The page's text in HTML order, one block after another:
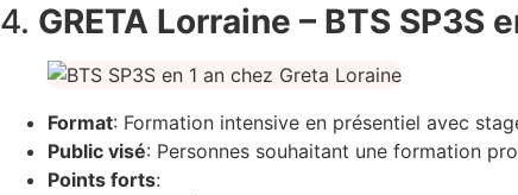
4. GRETA Lorraine – BTS SP3S
Format: Formation intensive en présentiel avec
Public visé: Personnes souhaitant une formation
Points forts: